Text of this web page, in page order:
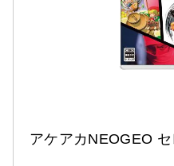
アケアカNEOGEO